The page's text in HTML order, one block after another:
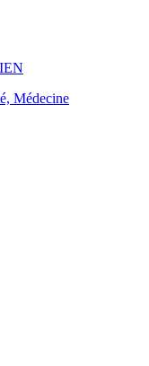
Médecine